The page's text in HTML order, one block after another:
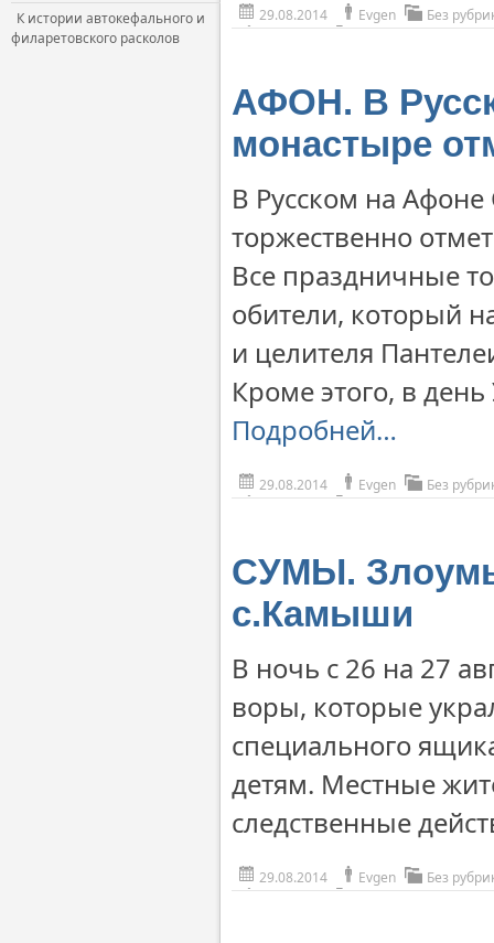
К истории автокефального и
филаретовского расколов
29.08.2014 Evgen Без
АФОН. В
монастыре
В Русском на
торжественно
Все праздничные
обители, который
и целителя
Кроме этого, в
Подробней…
29.08.2014 Evgen Без
СУМЫ.
с.Камыши
В ночь с 26 на 27
воры, которые
специального
детям. Местные
следственные
29.08.2014 Evgen Без